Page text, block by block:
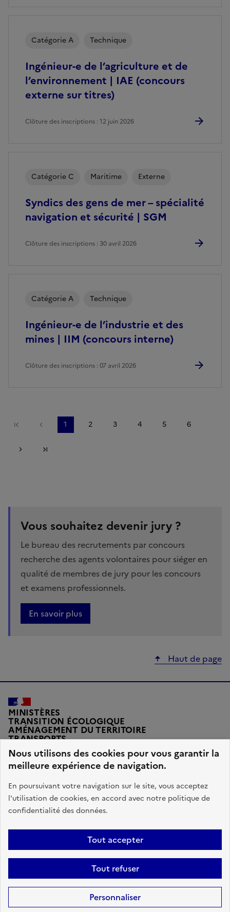
Nous utilisons des cookies pour vous garantir la
meilleure expérience de navigation.
En poursuivant votre navigation sur le site, vous acceptez
l'utilisation de cookies, en accord avec notre politique de
confidentialité des données.
Tout accepter
Tout refuser
Personnaliser
Ingénieur-e de l’agriculture et de
l’environnement | IAE (concours
externe sur titres)
Catégorie A Technique
Clôture des inscriptions : 12 juin 2026
Syndics des gens de mer – spécialité
navigation et sécurité | SGM
Catégorie C Maritime Externe
Clôture des inscriptions : 30 avril 2026
Ingénieur-e de l’industrie et des
mines | IIM (concours interne)
Catégorie A Technique
Clôture des inscriptions : 07 avril 2026
Première pagePage précédente
1 2 3 4 5 6
Page suivante
Vous souhaitez devenir jury ?
Le bureau des recrutements par concours
recherche des agents volontaires pour siéger en
qualité de membres de jury pour les concours
et examens professionnels.
En savoir plus
Haut de page
MINISTÈRES
TRANSITION ÉCOLOGIQUE
AMÉNAGEMENT DU TERRITOIRE
TRANSPORTS
VILLE ET LOGEMENT
legifrance.gouv.fr
gouvernement.fr
Plan du site Accessibilité : conforme
Données personnelles
Mentions légales
Sauf mention contraire, tous les contenus de ce site sont sous